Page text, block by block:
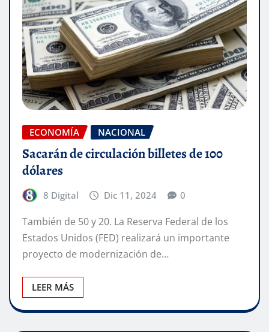
ECONOMÍA NACIONAL
Sacarán de circulación billetes de 100
dólares
8 Digital Dic 11, 2024 0
También de 50 y 20. La Reserva Federal de los
Estados Unidos (FED) realizará un importante
proyecto de modernización de…
LEER MÁS